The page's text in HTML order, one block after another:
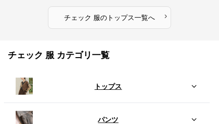
チェック 服のトップス一覧へ ›
チェック 服 カテゴリ一覧
トップス
パンツ